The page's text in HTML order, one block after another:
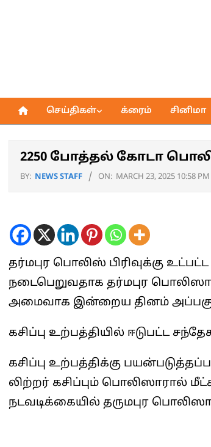
Primary
செய்திகள் க்ரைம் சினிமா
2250 போத்தல் கோடா
BY: NEWS STAFF ON: MARCH 23, 2025 10:58 PM
தர்மபுர பொலிஸ் பிரிவுக்கு
நடைபெறுவதாக தர்மபுர
அமைவாக இன்றைய தினம்
கசிப்பு உற்பத்தியில் ஈடுபட்ட
கசிப்பு உற்பத்திக்கு
லிற்றர் கசிப்பும் பொலிஸாரால்
நடவடிக்கையில் தருமபுர